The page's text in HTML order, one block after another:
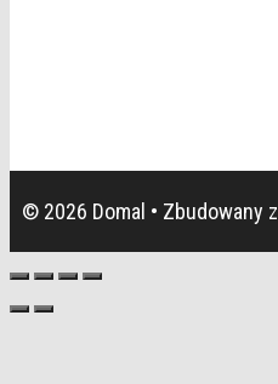
© 2026 Domal • Zbudowany z